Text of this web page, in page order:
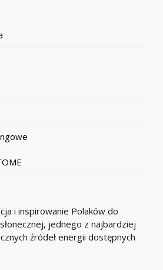
i inspirowanie Polaków do
jednego z najbardziej
źródeł energii dostępnych